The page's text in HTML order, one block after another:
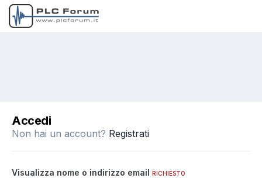
Accedi
Non hai un account? Registrati
Visualizza nome o indirizzo email RICHIESTO